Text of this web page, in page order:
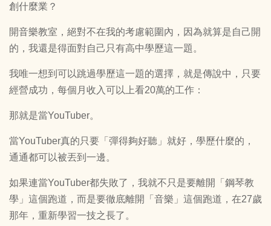
創什麼業？
開音樂教室，絕對不在我的考慮範圍內，因為就算是自己開
的，我還是得面對自己只有高中學歷這一題。
我唯一想到可以跳過學歷這一題的選擇，就是傳說中，只要
經營成功，每個月收入可以上看20萬的工作：
那就是當YouTuber。
當YouTuber真的只要「彈得夠好聽」就好，學歷什麼的，
通通都可以被丟到一邊。
如果連當YouTuber都失敗了，我就不只是要離開「鋼琴教
學」這個跑道，而是要徹底離開「音樂」這個跑道，在27歲
那年，重新學習一技之長了。